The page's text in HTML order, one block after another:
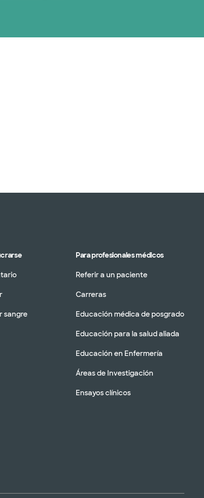
sangre
Para profesionales médicos
Referir a un paciente
Carreras
Educación médica de posgrado
Educación para la salud aliada
Educación en Enfermería
Áreas de Investigación
Ensayos clínicos